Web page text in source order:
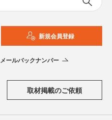
新規会員登録
メールバックナンバー
取材掲載のご依頼